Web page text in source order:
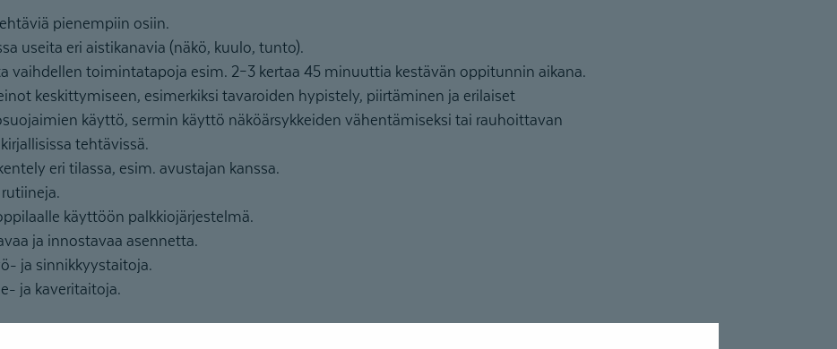
pienempiin osiin.
useita eri aistikanavia (näkö, kuulo, tunto).
vaihdellen toimintatapoja esim. 2–3 kertaa 45 minuuttia kestävän oppitunnin aikana.
keskittymiseen, esimerkiksi tavaroiden hypistely, piirtäminen ja erilaiset
käyttö, sermin käyttö näköärsykkeiden vähentämiseksi tai rauhoittavan
tehtävissä.
eri tilassa, esim. avustajan kanssa.
käyttöön palkkiojärjestelmä.
ja innostavaa asennetta.
ja sinnikkyystaitoja.
ja kaveritaitoja.